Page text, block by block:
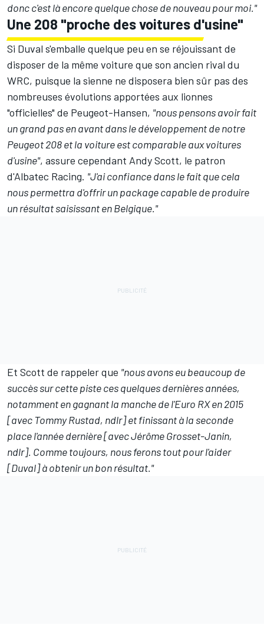
donc c'est là encore quelque chose de nouveau pour moi."
Une 208 "proche des voitures d'usine"
Si Duval s'emballe quelque peu en se réjouissant de
disposer de la même voiture que son ancien rival du
WRC, puisque la sienne ne disposera bien sûr pas des
nombreuses évolutions apportées aux lionnes
"officielles" de Peugeot-Hansen, "nous pensons avoir fait
un grand pas en avant dans le développement de notre
Peugeot 208 et la voiture est comparable aux voitures
d'usine", assure cependant Andy Scott, le patron
d'Albatec Racing. "J'ai confiance dans le fait que cela
nous permettra d'offrir un package capable de produire
un résultat saisissant en Belgique."
Et Scott de rappeler que "nous avons eu beaucoup de
succès sur cette piste ces quelques dernières années,
notamment en gagnant la manche de l'Euro RX en 2015
[avec Tommy Rustad, ndlr] et finissant à la seconde
place l'année dernière [avec Jérôme Grosset-Janin,
ndlr]. Comme toujours, nous ferons tout pour l'aider
[Duval] à obtenir un bon résultat."